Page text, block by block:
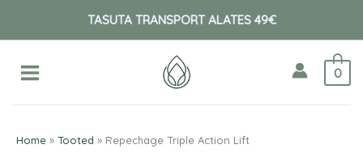
TASUTA TRANSPORT ALATES 49€
0
Home Tooted Repechage Triple Action Lift